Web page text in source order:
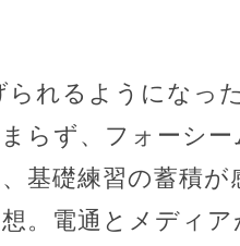
られるようになっ
らず、フォーシ
基礎練習の蓄積
。電通とメディ